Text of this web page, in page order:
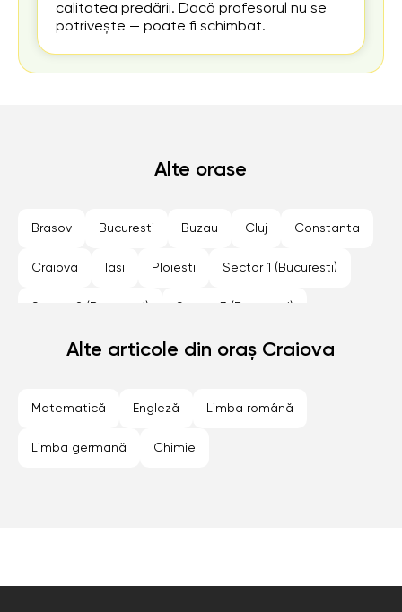
calitatea predării. Dacă profesorul nu se
potrivește — poate fi schimbat.
Alte orase
Brasov Bucuresti Buzau Cluj Constanta
Craiova Iasi Ploiesti Sector 1 (Bucuresti)
Sector 2 (Bucuresti) Sector 3 (Bucuresti)
Sector 4 (Bucuresti) Sector 5 (Bucuresti)
Alte articole din oraș Craiova
Matematică Engleză Limba română
Limba germană Chimie